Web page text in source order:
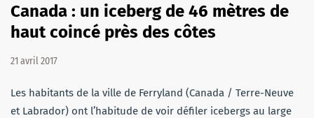
Canada : un iceberg de 46 mètres de
haut coincé près des côtes
21 avril 2017
Les habitants de la ville de Ferryland (Canada / Terre-Neuve
et Labrador) ont l’habitude de voir défiler icebergs au large